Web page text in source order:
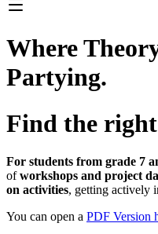
Where
Partying.
Find the
For students from grade 7
ofworkshops and project
on activities, getting actively
You can open a PDF Version